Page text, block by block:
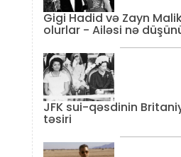
Gigi Hadid və Zayn
olurlar - Ailəsi nə
JFK sui-qəsdinin
təsiri